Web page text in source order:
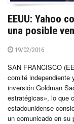
EEUU: Yahoo
una posible
19/02/2016
SAN FRANCISCO
comité independiente
inversión Goldman
estratégicas», lo que
estadounidense
un comunicado en su